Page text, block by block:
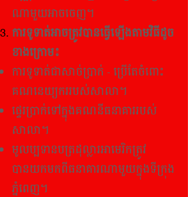
ណាមួយអាចចេញ។
ការទូទាត់អាចត្រូវបានធ្វើឡើងតាមវិធីដូច
ខាងក្រោម៖
ការទូទាត់ជាសាច់ប្រាក់ - ប្រើតែចំពោះ
គណនេយ្យកររបស់សាលា។
ផ្ទេរប្រាក់ទៅក្នុងគណនីធនាគាររបស់
សាលា។
មូលប្បទានបត្រដុល្លារអាមេរិកត្រូវ
បានយកមកពីធនាគារណាមួយក្នុងទីក្រុង
ភ្នំពេញ។